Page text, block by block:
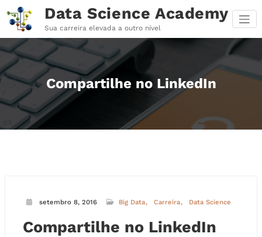
para
conteúdo
Data Science Academy
Sua carreira elevada a outro nível
Compartilhe no LinkedIn
setembro 8, 2016 Big Data Carreira Data Science
Compartilhe no LinkedIn